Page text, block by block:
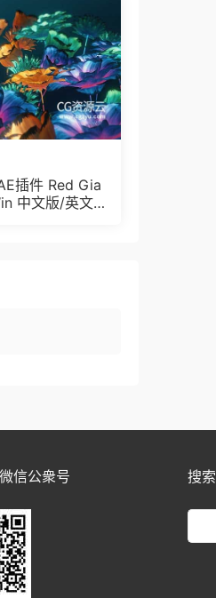
插件 Red Gia
中文版/英文
信公衆号 搜索